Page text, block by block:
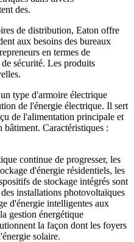
des.
de distribution, Eaton offre
aux besoins des bureaux
en termes de
sécurité. Les produits
type d'armoire électrique
de l'énergie électrique. Il sert
de l'alimentation principale et
Caractéristiques :
continue de progresser, les
d'énergie résidentiels, les
de stockage intégrés sont
installations photovoltaïques
d'énergie intelligentes aux
gestion énergétique
la façon dont les foyers
solaire.